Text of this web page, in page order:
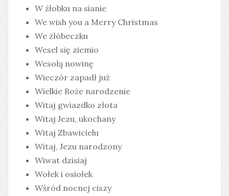
W żłobku na sianie
We wish you a Merry Christmas
We żłóbeczku
Wesel się ziemio
Wesołą nowinę
Wieczór zapadł już
Wielkie Boże narodzenie
Witaj gwiazdko złota
Witaj Jezu, ukochany
Witaj Zbawicielu
Witaj, Jezu narodzony
Wiwat dzisiaj
Wołek i osiołek
Wśród nocnej ciszy